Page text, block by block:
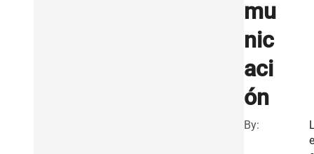
mu
nic
aci
ón
By:
e